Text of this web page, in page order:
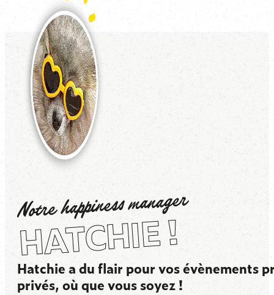
Notre happiness manager
HATCHIE !
Hatchie a du flair pour vos évènements
privés, où que vous soyez !